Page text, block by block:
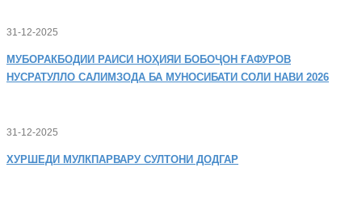
31-12-2025
МУБОРАКБОДИИ РАИСИ НОҲИЯИ БОБОҶОН ҒАФУРОВ
НУСРАТУЛЛО САЛИМЗОДА БА МУНОСИБАТИ СОЛИ НАВИ 2026
31-12-2025
ХУРШЕДИ МУЛКПАРВАРУ СУЛТОНИ ДОДГАР